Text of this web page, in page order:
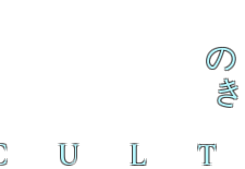
の
き
U L T